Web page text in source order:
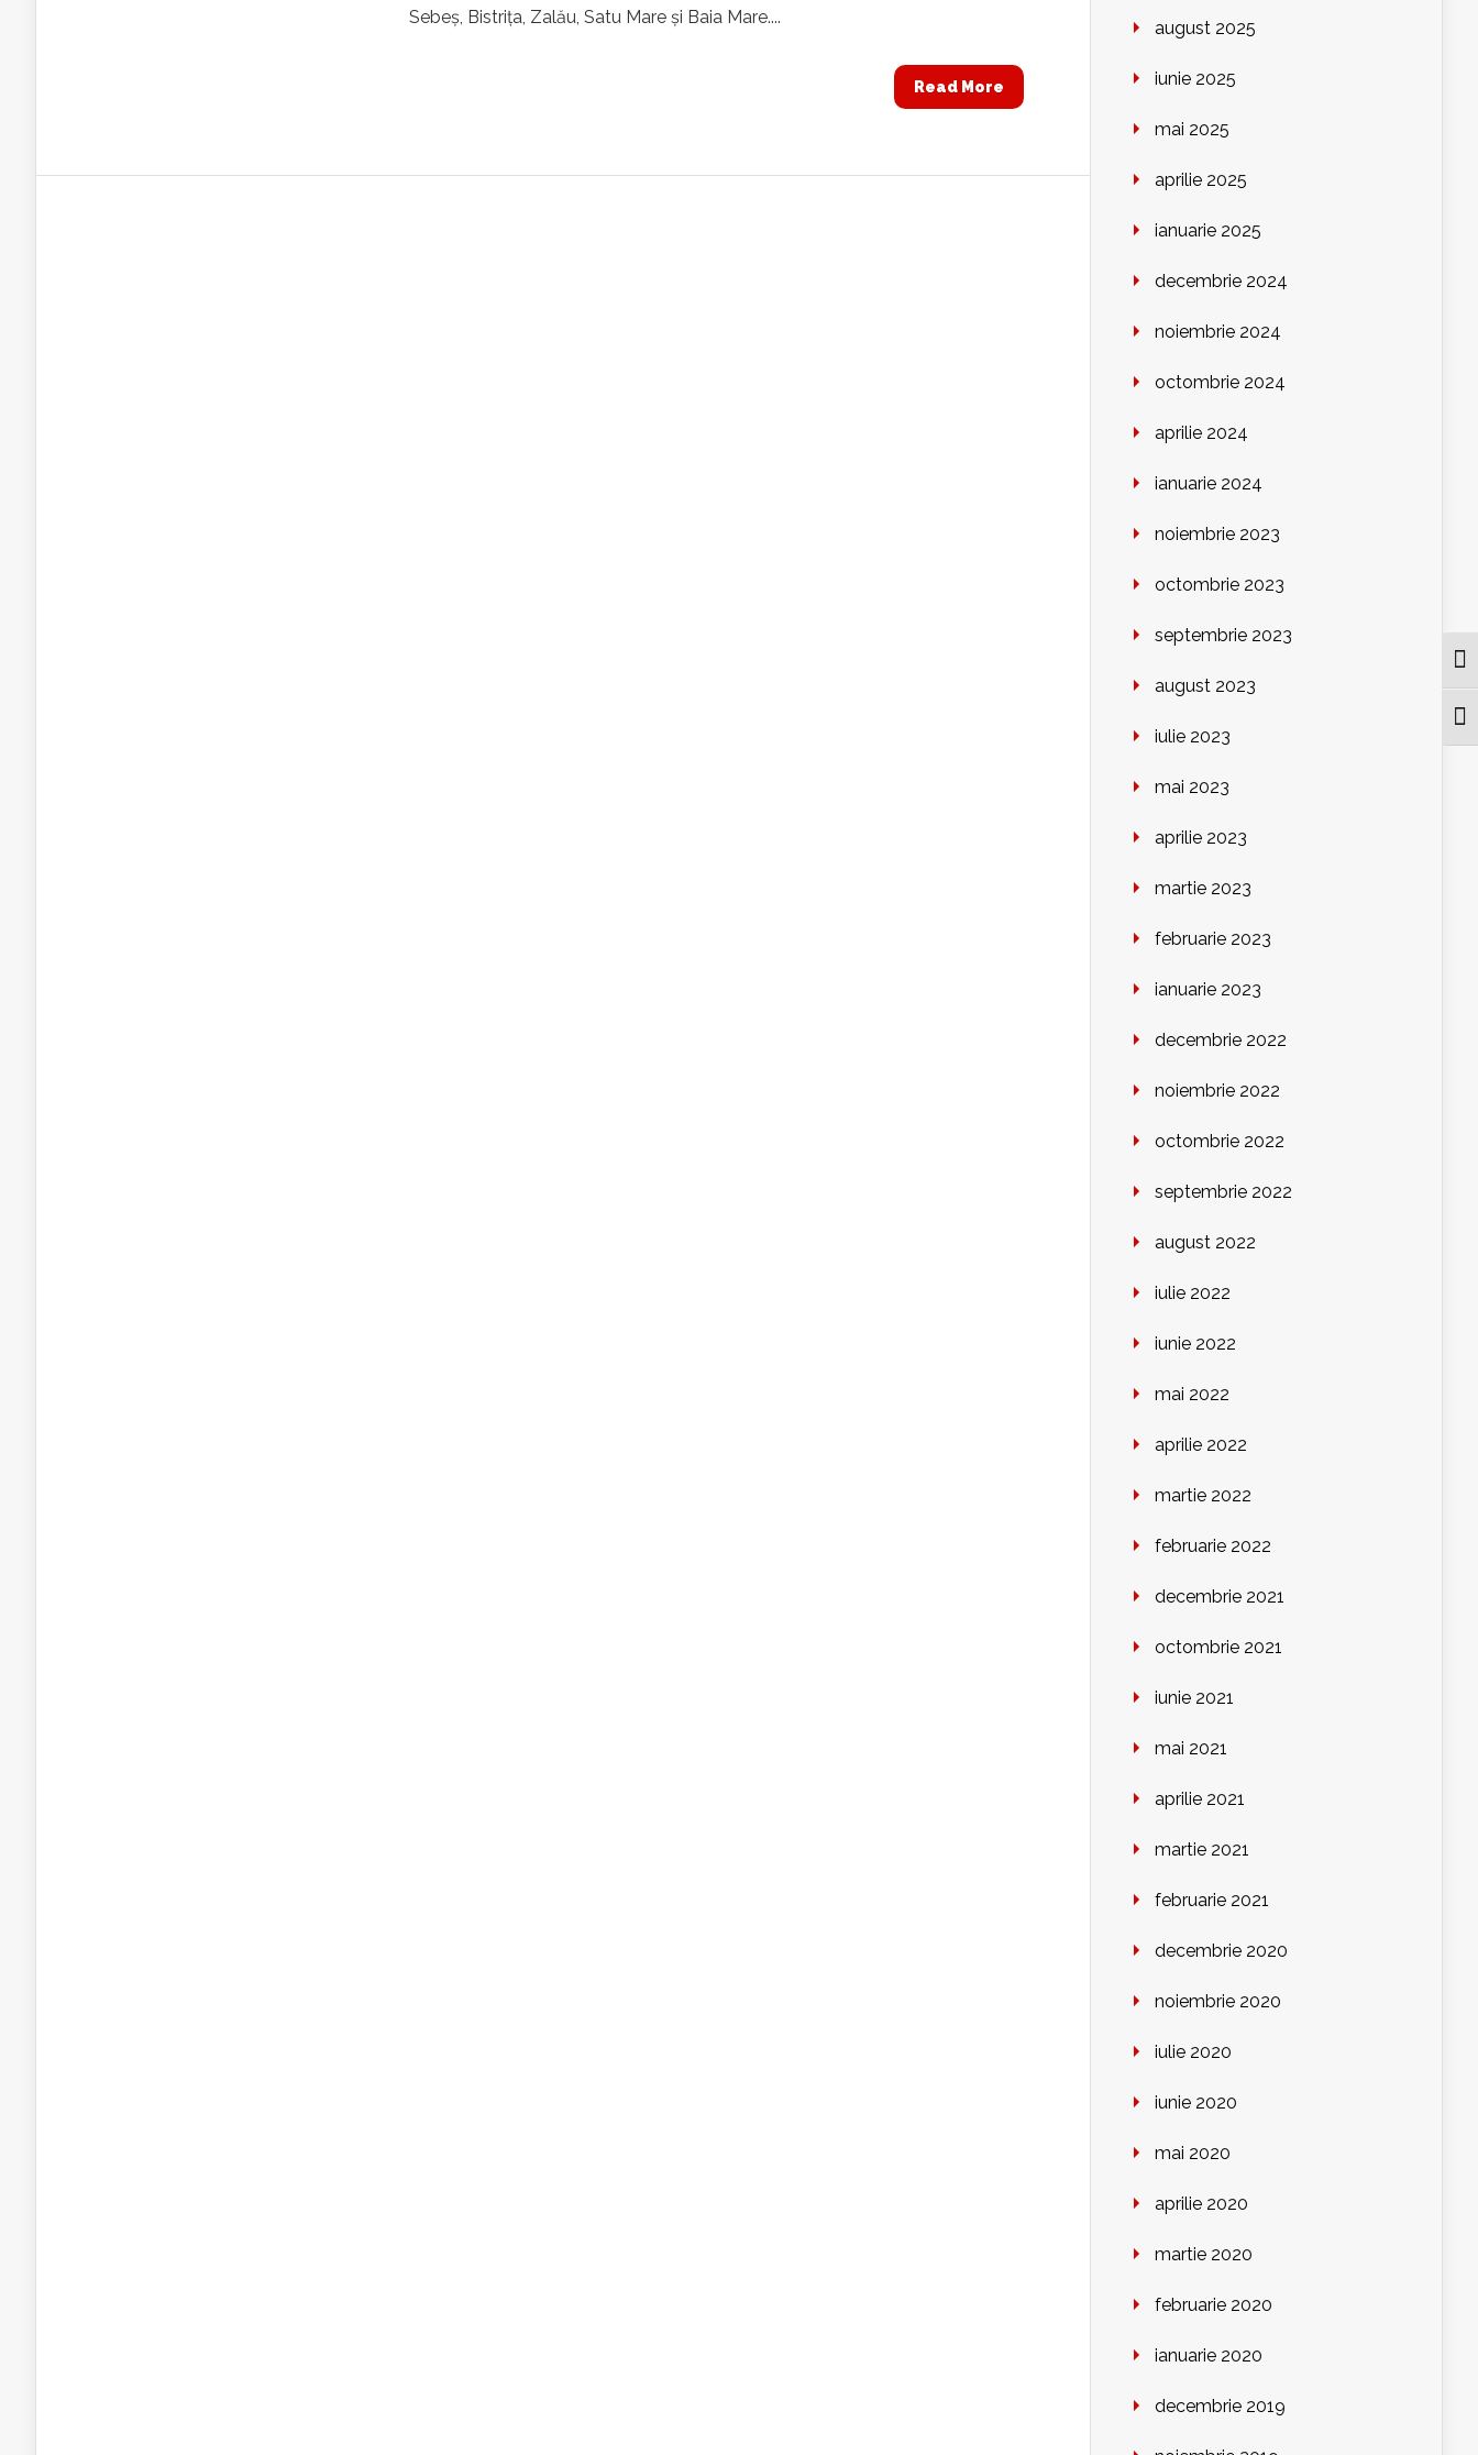
Sebeș, Bistrița, Zalău, Satu Mare și Baia Mare....
Read More
august 2025
iunie 2025
mai 2025
aprilie 2025
ianuarie 2025
decembrie 2024
noiembrie 2024
octombrie 2024
aprilie 2024
ianuarie 2024
noiembrie 2023
octombrie 2023
septembrie 2023
august 2023
iulie 2023
mai 2023
aprilie 2023
martie 2023
februarie 2023
ianuarie 2023
decembrie 2022
noiembrie 2022
octombrie 2022
septembrie 2022
august 2022
iulie 2022
iunie 2022
mai 2022
aprilie 2022
martie 2022
februarie 2022
decembrie 2021
octombrie 2021
iunie 2021
mai 2021
aprilie 2021
martie 2021
februarie 2021
decembrie 2020
noiembrie 2020
iulie 2020
iunie 2020
mai 2020
aprilie 2020
martie 2020
februarie 2020
ianuarie 2020
decembrie 2019